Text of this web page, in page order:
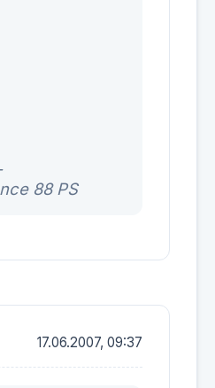
88 PS
17.06.2007, 09:37